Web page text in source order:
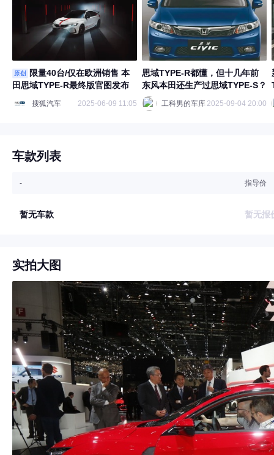
原创
限量40台/仅在欧洲销售 本
田思域TYPE-R最终版官图发布
搜狐汽车 2025-06-09 11:05
思域TYPE-R都懂，但十几年前
东风本田还生产过思域TYPE-S？
工科男的车库2025-09-04 20:00
车款列表
- 指导价
暂无车款 暂无报
实拍大图